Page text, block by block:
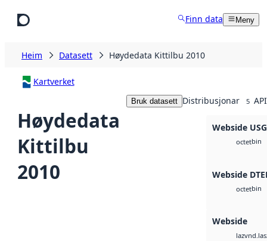
Finn data Meny
Heim Datasett Høydedata Kittilbu 2010
Kartverket
Høydedata
Kittilbu
2010
Bruk datasett Distribusjonar 5
Webside
octetbin
Webside
octetbin
Webside
laz